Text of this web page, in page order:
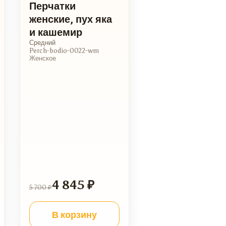
Перчатки
женские, пух яка
и кашемир
Средний
Perch-bodio-0022-wm
Женское
5 700 ₽4 845 ₽
В корзину